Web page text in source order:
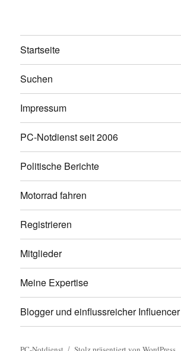
Startseite
Suchen
Impressum
PC-Notdienst seit 2006
Politische Berichte
Motorrad fahren
Registrieren
Mitglieder
Meine Expertise
Blogger und einflussreicher Influencer